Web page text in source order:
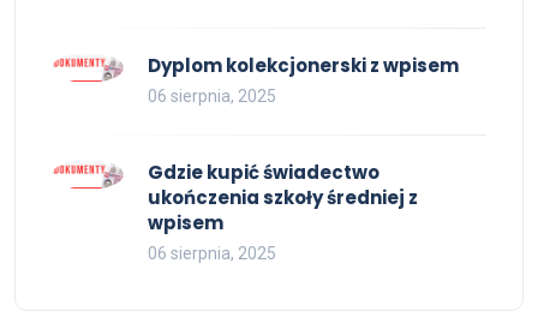
Dyplom kolekcjonerski z wpisem
06 sierpnia, 2025
Gdzie kupić świadectwo
ukończenia szkoły średniej z
wpisem
06 sierpnia, 2025